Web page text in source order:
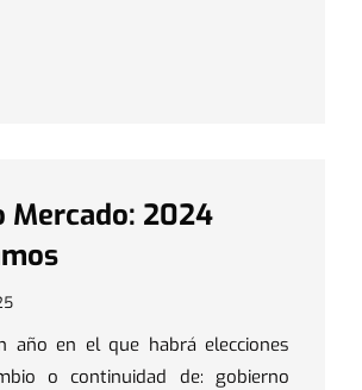
Mercado: 2024
año en el que habrá elecciones
o continuidad de: gobierno